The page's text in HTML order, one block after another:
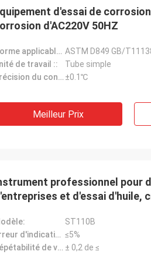
d'essai de
d'AC220V 50HZ
Norme applicable :: ASTM D849 GB/
de travail ::
Tube simple
Précision du contrôle de la température :: ±0.1℃
Meilleur Prix
professionnel pour
et d'essai d'huile,
ST110B
Erreur d'indication: ≤5%
Répétabilité de valeur indiquée: ± 0,2 de ≤